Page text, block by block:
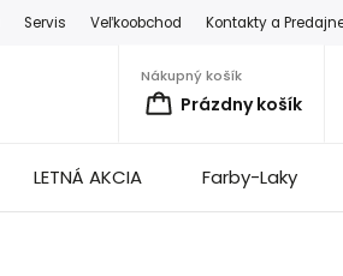
Servis Veľkoobchod Kontakty a
Nákupný košík
Prázdny košík
LETNÁ AKCIA Farby-Laky